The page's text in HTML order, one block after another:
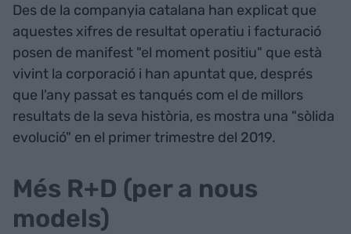
Des de la companyia catalana han explicat que
aquestes xifres de resultat operatiu i facturació
posen de manifest "el moment positiu" que està
vivint la corporació i han apuntat que, després
que l'any passat es tanqués com el de millors
resultats de la seva història, es mostra una "sòlida
evolució" en el primer trimestre del 2019.
Més R+D (per a nous
models)